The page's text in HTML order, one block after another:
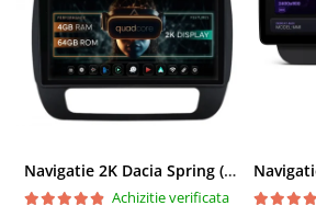
Navigatie 2K Dacia Spring (2021- Prezent), Android, S-Quadcore / 4GB RAM + 64GB ROM, 9.5 Inch - AD-BGS90042K+AD-BGRKIT366V4s
Achizitie verificata